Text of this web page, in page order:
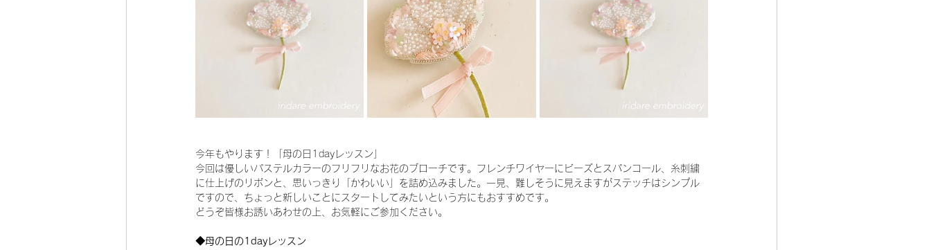
今年もやります！「母の日1dayレッスン」
今回は優しいパステルカラーのフリフリなお花のブローチです。フレンチワイヤーにビーズとスパンコール、糸刺繍
に仕上げのリボンと、思いっきり「かわいい」を詰め込みました。一見、難しそうに見えますがステッチはシンプル
ですので、ちょっと新しいことにスタートしてみたいという方にもおすすめです。
どうぞ皆様お誘いあわせの上、お気軽にご参加ください。
◆母の日の1dayレッスン